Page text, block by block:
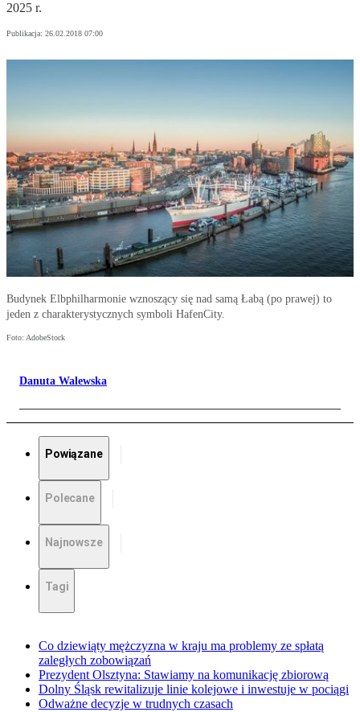
2025 r.
Publikacja: 26.02.2018 07:00
Budynek Elbphilharmonie wznoszący się nad samą Łabą (po prawej) to
jeden z charakterystycznych symboli HafenCity.
Foto: AdobeStock
Danuta Walewska
Powiązane
Polecane
Najnowsze
Tagi
Co dziewiąty mężczyzna w kraju ma problemy ze spłatą
zaległych zobowiązań
Prezydent Olsztyna: Stawiamy na komunikację zbiorową
Dolny Śląsk rewitalizuje linie kolejowe i inwestuje w pociągi
Odważne decyzje w trudnych czasach